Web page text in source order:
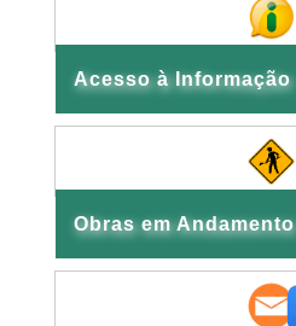
Acesso à Informação
Obras em Andamento